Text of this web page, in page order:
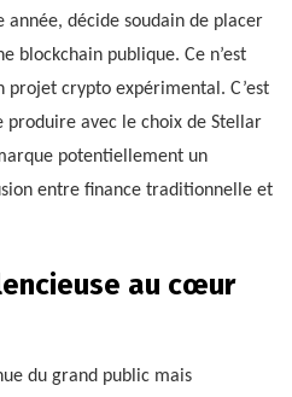
décide soudain de placer
blockchain publique. Ce n’est
projet crypto expérimental. C’est
produire avec le choix de Stellar
potentiellement un
entre finance traditionnelle et
au cœur
du grand public mais